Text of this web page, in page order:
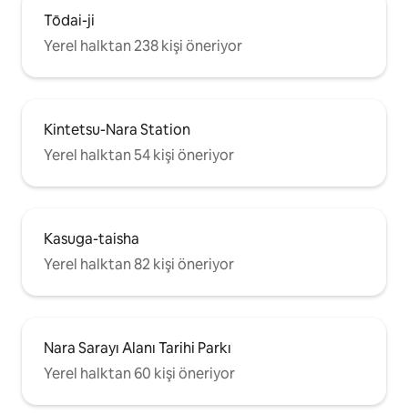
Tōdai-ji
Yerel halktan 238 kişi öneriyor
Kintetsu-Nara Station
Yerel halktan 54 kişi öneriyor
Kasuga-taisha
Yerel halktan 82 kişi öneriyor
Nara Sarayı Alanı Tarihi Parkı
Yerel halktan 60 kişi öneriyor